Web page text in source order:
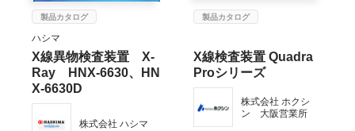
製品カタログ
ハシマ
X線異物検査装置 X-
Ray HNX-6630、HN
X-6630D
株式会社 ハシマ
製品カタログ
X線検査装置 Quadra
Proシリーズ
株式会社 ホクシ
ン 大阪営業所